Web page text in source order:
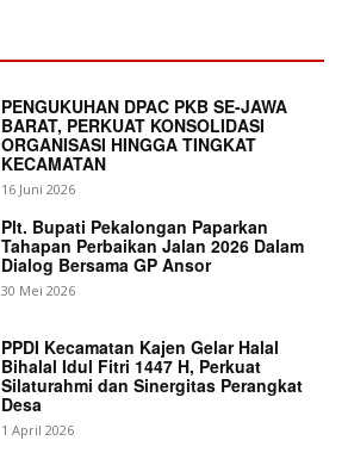
PENGUKUHAN DPAC PKB SE-JAWA
BARAT, PERKUAT KONSOLIDASI
ORGANISASI HINGGA TINGKAT
KECAMATAN
16 Juni 2026
Plt. Bupati Pekalongan Paparkan
Tahapan Perbaikan Jalan 2026 Dalam
Dialog Bersama GP Ansor
30 Mei 2026
PPDI Kecamatan Kajen Gelar Halal
Bihalal Idul Fitri 1447 H, Perkuat
Silaturahmi dan Sinergitas Perangkat
Desa
1 April 2026